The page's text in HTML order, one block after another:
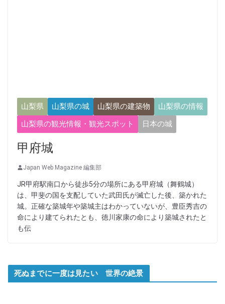
山梨県 山梨県の城 山梨県の建築物
山梨県の情報
山梨県の観光情報・観光スポット
日本の城
甲府城
Japan Web Magazine 編集部
JR甲府駅南口から徒歩5分の場所にある甲府城（舞鶴城）
は、甲斐の国を支配していた武田氏が滅亡した後、築かれた
城。正確な築城年や築城主はわかっていないが、豊臣秀吉の
命により建てられたとも、徳川家康の命により築城されたと
も伝
死ぬまでに一度は見たい 世界の絶景